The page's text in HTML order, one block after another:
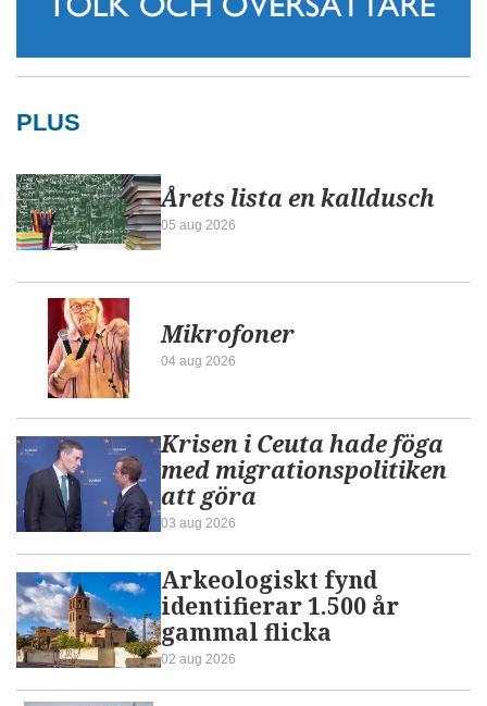
PLUS
Årets lista en kalldusch
05 aug 2026
Mikrofoner
04 aug 2026
Krisen i Ceuta hade föga
med migrationspolitiken
att göra
03 aug 2026
Arkeologiskt fynd
identifierar 1.500 år
gammal flicka
02 aug 2026